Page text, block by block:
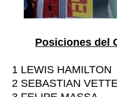
Posiciones del
1 LEWIS HAMILTON
2 SEBASTIAN